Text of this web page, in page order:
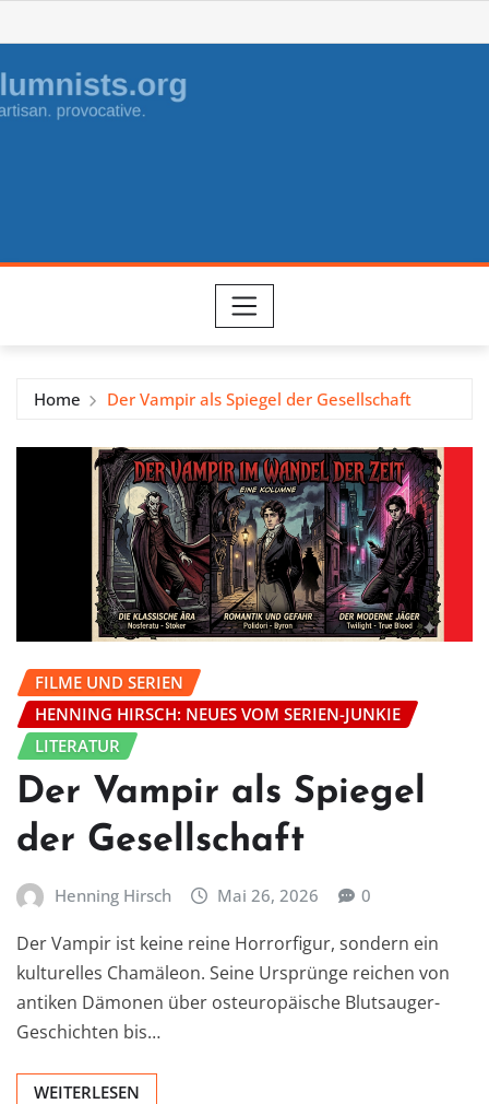
to
content
Home Der Vampir als Spiegel der Gesellschaft
FILME UND SERIEN
HENNING HIRSCH: NEUES VOM SERIEN-JUNKIE
LITERATUR
Der Vampir als Spiegel
der Gesellschaft
Henning Hirsch Mai 26, 2026 0
Der Vampir ist keine reine Horrorfigur, sondern ein
kulturelles Chamäleon. Seine Ursprünge reichen von
antiken Dämonen über osteuropäische Blutsauger-
Geschichten bis…
WEITERLESEN